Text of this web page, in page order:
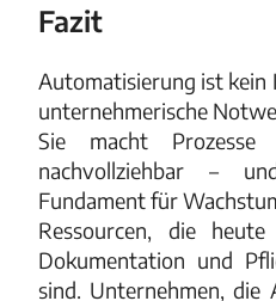
Fazit
Automatisierung ist kein
unternehmerische
Sie macht
nachvollziehbar –
Fundament für
Ressourcen, die
Dokumentation und
sind. Unternehmen, die